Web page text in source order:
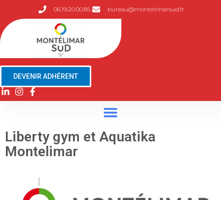
06.19.20.00.85 bureau@montelimarsud.fr
DEVENIR ADHÉRENT
Liberty gym et Aquatika
Montelimar